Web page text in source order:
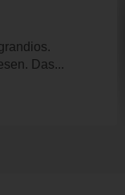
Das...